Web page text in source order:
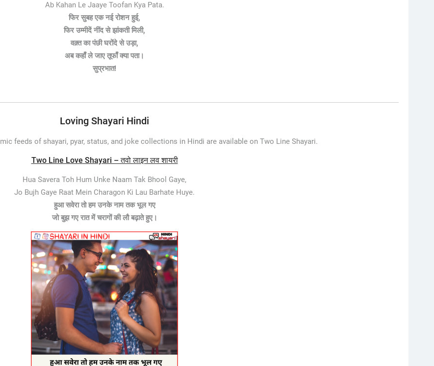
Ab Kahan Le Jaaye Toofan Kya Pata.
फिर सुबह एक नई रोशन हुई,
फिर उम्मीदें नींद से झांकती मिली,
वक़्त का पंछी घरोंदे से उड़ा,
अब कहाँ ले जाए तूफाँ क्या पता।
सुप्रभात!
Loving Shayari Hindi
feeds of shayari, pyar, status, and joke collections in Hindi are available on Two Line Shayari.
Two Line Love Shayari – तवो लाइन लव शायरी
Hua Savera Toh Hum Unke Naam Tak Bhool Gaye,
Jo Bujh Gaye Raat Mein Charagon Ki Lau Barhate Huye.
हुआ सवेरा तो हम उनके नाम तक भूल गए
जो बुझ गए रात में चरागों की लौ बढ़ाते हुए।